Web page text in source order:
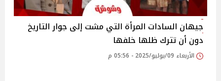
جيهان السادات المرأة التي مشت إلى جوار التاريخ
دون أن تترك ظلها خلفها
الأربعاء 09/يوليو/2025 - 05:56 م